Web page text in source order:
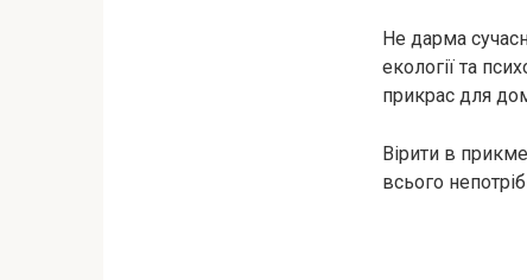
Не дарма
екології та
прикрас для
Вірити в
всього